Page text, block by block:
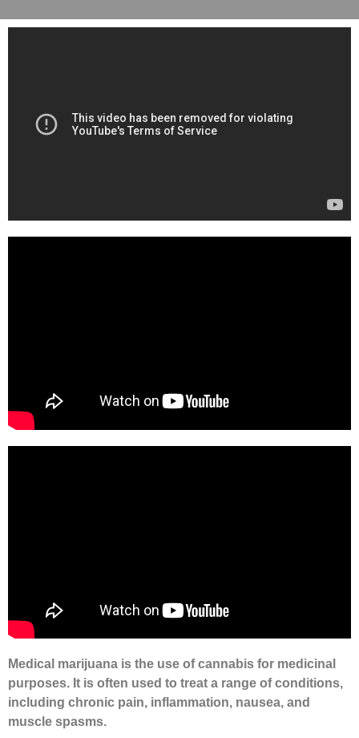
Medical marijuana is the use of cannabis for medicinal
purposes. It is often used to treat a range of conditions,
including chronic pain, inflammation, nausea, and
muscle spasms.